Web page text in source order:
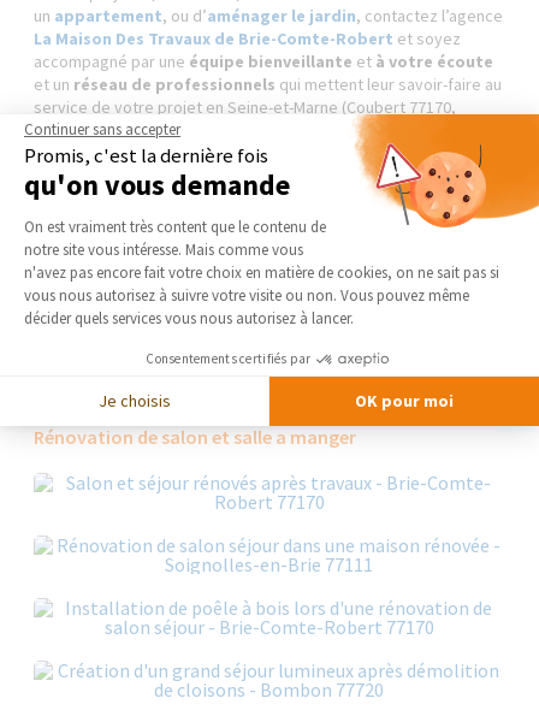
un appartement, ou d’aménager le jardin, contactez l’agence
La Maison Des Travaux de Brie-Comte-Robert et soyez
accompagné par une équipe bienveillante et à votre écoute
et un réseau de professionnels qui mettent leur savoir-faire au
service de votre projet en Seine-et-Marne (Coubert 77170,
Solers 77111, Soignolles-en-Brie 77111, Yebles 77390...) :
architecte 77, bureau d’étude 77, maçon 77, plaquiste 77, menuisier
77, charpentier 77, couvreur 77, électricien 77, plombier 77,
chauffagiste 77, cuisiniste 77, peintre intérieur 77, décorateur
intérieur 77, carreleur 77, façadier 77...
DEMANDER UN DEVIS GRATUIT
Les réalisations similaires
Rénovation de salon et salle a manger
Continuer sans accepter
Promis, c'est la dernière fois
qu'on vous demande
Plateforme de Gestion du
On est vraiment très content que le contenu de
notre site vous intéresse. Mais comme vous
n'avez pas encore fait votre choix en matière de cookies, on ne sait pas si
vous nous autorisez à suivre votre visite ou non. Vous pouvez même
décider quels services vous nous autorisez à lancer.
Consentements certifiés par
Je choisis OK pour moi
Axeptio consent